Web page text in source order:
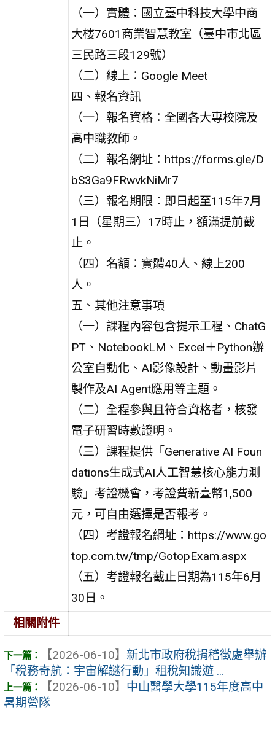
（一）實體：國立臺中科技大學中商
大樓7601商業智慧教室（臺中市北區
三民路三段129號）
（二）線上：Google Meet
四、報名資訊
（一）報名資格：全國各大專校院及
高中職教師。
（二）報名網址：https://forms.gle/D
bS3Ga9FRwvkNiMr7
（三）報名期限：即日起至115年7月
1日（星期三）17時止，額滿提前截
止。
（四）名額：實體40人、線上200
人。
五、其他注意事項
（一）課程內容包含提示工程、ChatG
PT、NotebookLM、Excel＋Python辦
公室自動化、AI影像設計、動畫影片
製作及AI Agent應用等主題。
（二）全程參與且符合資格者，核發
電子研習時數證明。
（三）課程提供「Generative AI Foun
dations生成式AI人工智慧核心能力測
驗」考證機會，考證費新臺幣1,500
元，可自由選擇是否報考。
（四）考證報名網址：https://www.go
top.com.tw/tmp/GotopExam.aspx
（五）考證報名截止日期為115年6月
30日。
相關附件
【2026-06-10】 新北市政府稅捐稽徵處舉辦
「稅務奇航：宇宙解謎行動」租稅知識遊 ...
【2026-06-10】 中山醫學大學115年度高中
暑期營隊